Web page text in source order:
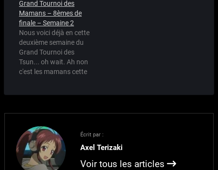
Grand Tournoi des
Mamans – 8èmes de
finale – Semaine 2
Nous voici déjà en cette
deuxième semaine du
Grand Tournoi des
Tsun... oh wait. Ah non
c'est les mamans cette
* Lisa avec 36% des voix
(62 votes) Match…
Écrit par :
Axel Terizaki
Voir tous les articles